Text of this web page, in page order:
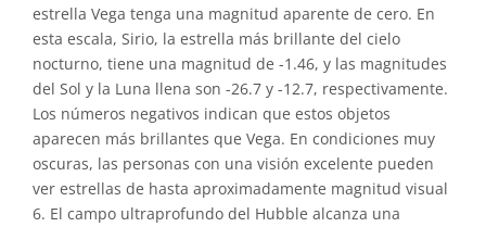
estrella Vega tenga una magnitud aparente de cero. En
esta escala, Sirio, la estrella más brillante del cielo
nocturno, tiene una magnitud de -1.46, y las magnitudes
del Sol y la Luna llena son -26.7 y -12.7, respectivamente.
Los números negativos indican que estos objetos
aparecen más brillantes que Vega. En condiciones muy
oscuras, las personas con una visión excelente pueden
ver estrellas de hasta aproximadamente magnitud visual
6. El campo ultraprofundo del Hubble alcanza una